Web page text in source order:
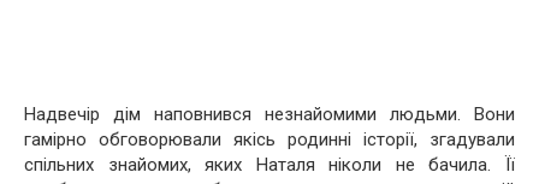
Надвечір дім наповнився незнайомими людьми. Вони
гамірно обговорювали якісь родинні історії, згадували
спільних знайомих, яких Наталя ніколи не бачила. Її